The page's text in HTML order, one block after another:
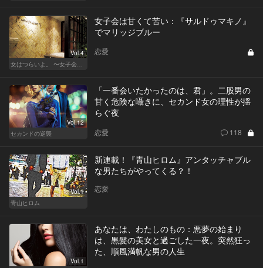
Vol.4
女はつらいよ。 〜女子会は、甘くて苦い〜
女子会は甘くて苦い：『サルドゥマキノ』
でマリッジブルー
恋愛
Vol.12
セカンドの逆襲
「一番会いたかったのは、君」。二股男の
甘く危険な囁きに、セカンド女の理性が揺
らぐ夜
恋愛 118
Vol.1
青山ヒロム
新連載！『青山ヒロム』アンタッチャブル
な男たちがやってくる？！
恋愛
Vol.1
あなたは、わたしのもの：悪夢の始まり
は、黒髪の美女と過ごした一夜。突然狂っ
た、順風満帆な男の人生